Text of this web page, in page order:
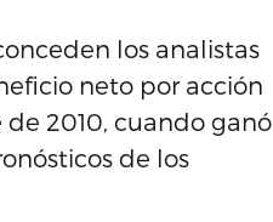
los analistas
neto por acción
de 2010, cuando ganó
de los